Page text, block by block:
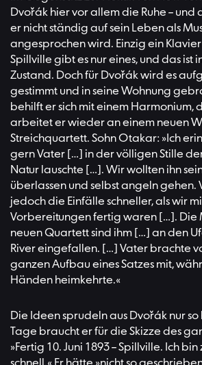
Dvořák hier vor allem die Ruhe – und
er nicht ständig auf sein Leben als
angesprochen wird. Einzig ein
Spillville gibt es nur eines, und das ist
Zustand. Doch für Dvořák wird es
gestimmt und in seine Wohnung
behilft er sich mit einem Harmonium,
arbeitet er wieder an einem neuen
Streichquartett. Sohn Otakar: »Ich
gern Vater […] in der völligen Stille
Natur lauschte […]. Wir wollten ihn
überlassen und selbst angeln gehen.
jedoch die Einfälle schneller, als wir
Vorbereitungen fertig waren […]. Die
neuen Quartett sind ihm […] an den
River eingefallen. […] Vater brachte
ganzen Aufbau eines Satzes mit,
Händen heimkehrte.«
Die Ideen sprudeln aus Dvořák nur
Tage braucht er für die Skizze des
»Fertig 10. Juni 1893 – Spillville. Ich